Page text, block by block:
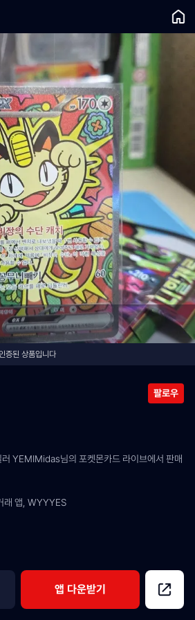
증된 상품입니다
팔로우
YEMIMidas님의 포켓몬카드 라이브에서 판매
래 앱, WYYYES
앱 다운받기